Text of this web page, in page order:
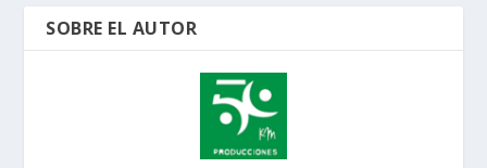
SOBRE EL AUTOR